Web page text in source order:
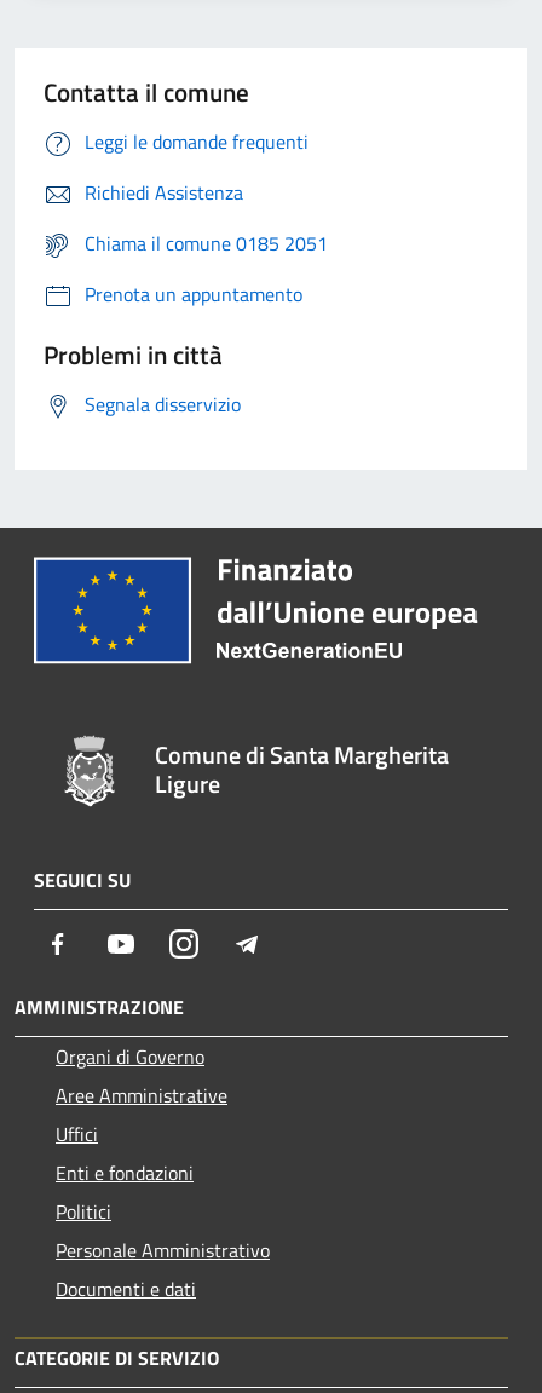
Contatta il comune
Leggi le domande frequenti
Richiedi Assistenza
Chiama il comune 0185 2051
Prenota un appuntamento
Problemi in città
Segnala disservizio
Comune di Santa Margherita
Ligure
SEGUICI SU
Facebook YoutubeInstagram
AMMINISTRAZIONE
Organi di Governo
Aree Amministrative
Uffici
Enti e fondazioni
Politici
Personale Amministrativo
Documenti e dati
CATEGORIE DI SERVIZIO